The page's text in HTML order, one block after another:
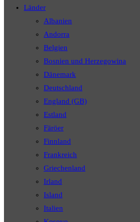
Länder
Albanien
Andorra
Belgien
Bosnien und Herzegowina
Dänemark
Deutschland
England (GB)
Estland
Färöer
Finnland
Frankreich
Griechenland
Irland
Island
Italien